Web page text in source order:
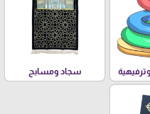
سجاد ومسابح